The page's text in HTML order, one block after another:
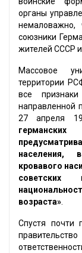
органы
немаловажно,
союзники
жителей СССР
Массовое
территории
все
направленной
27 апреля
населения,
кровавого
возраста».
Спустя почти